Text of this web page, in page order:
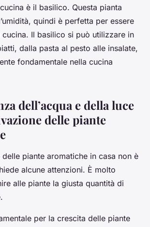
è il basilico. Questa pianta
quindi è perfetta per essere
Il basilico si può utilizzare in
dalla pasta al pesto alle insalate,
fondamentale nella cucina
dell’acqua e della luce
delle piante
piante aromatiche in casa non è
alcune attenzioni. È molto
alle piante la giusta quantità di
per la crescita delle piante